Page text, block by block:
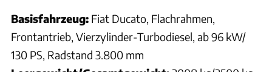
Basisfahrzeug: Fiat Ducato, Flachrahmen,
Frontantrieb, Vierzylinder-Turbodiesel, ab 96 kW/
130 PS, Radstand 3.800 mm